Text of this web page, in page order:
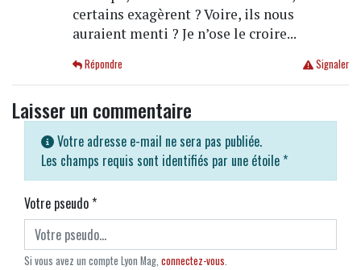
certains exagèrent ? Voire, ils nous
auraient menti ? Je n’ose le croire...
Signaler
Répondre
Laisser un commentaire
Votre adresse e-mail ne sera pas publiée.
Les champs requis sont identifiés par une étoile *
Votre pseudo*
Si vous avez un compte Lyon Mag, connectez-vous.